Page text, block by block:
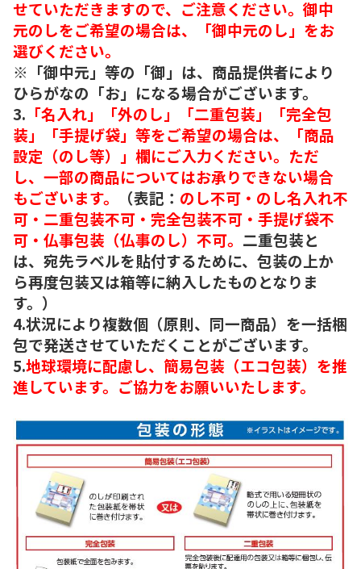
せていただきますので、ご注意ください。御中
元のしをご希望の場合は、「御中元のし」をお
選びください。
※「御中元」等の「御」は、商品提供者により
ひらがなの「お」になる場合がございます。
3. 「名入れ」「外のし」「二重包装」「完全包
装」「手提げ袋」等をご希望の場合は、「商品
設定（のし等）」欄にご入力ください。ただ
し、一部の商品についてはお承りできない場合
もございます。
（表記： のし不可・のし名入れ不
可・二重包装不可・完全包装不可・手提げ袋不
可・仏事包装（仏事のし）不可。 二重包装と
は、宛先ラベルを貼付するために、包装の上か
ら再度包装又は箱等に納入したものとなりま
す。）
4.状況により複数個（原則、同一商品）を一括梱
包で発送させていただくことがございます。
5.地球環境に配慮し、簡易包装（エコ包装）を推
進しています。ご協力をお願いいたします。